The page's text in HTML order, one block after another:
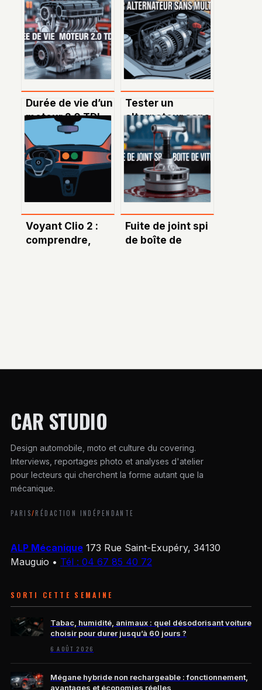
Durée de vie d’un
moteur 2.0 TDI
140 : ce qu’il faut
vraiment savoir
Tester un
alternateur sans
multimètre :
méthodes
simples et
astuces
pratiques
Voyant Clio 2 :
comprendre,
Fuite de joint spi
de boîte de
CAR STUDIO
Design automobile, moto et culture du covering.
Interviews, reportages photo et analyses d'atelier
pour lecteurs qui cherchent la forme autant que la
mécanique.
PARIS/RÉDACTION INDÉPENDANTE
ALP Mécanique 173 Rue Saint-Exupéry, 34130
Mauguio • Tél : 04 67 85 40 72
SORTI CETTE SEMAINE
Tabac, humidité, animaux : quel désodorisant voiture
choisir pour durer jusqu’à 60 jours ?
6 AOÛT 2026
Mégane hybride non rechargeable : fonctionnement,
avantages et économies réelles